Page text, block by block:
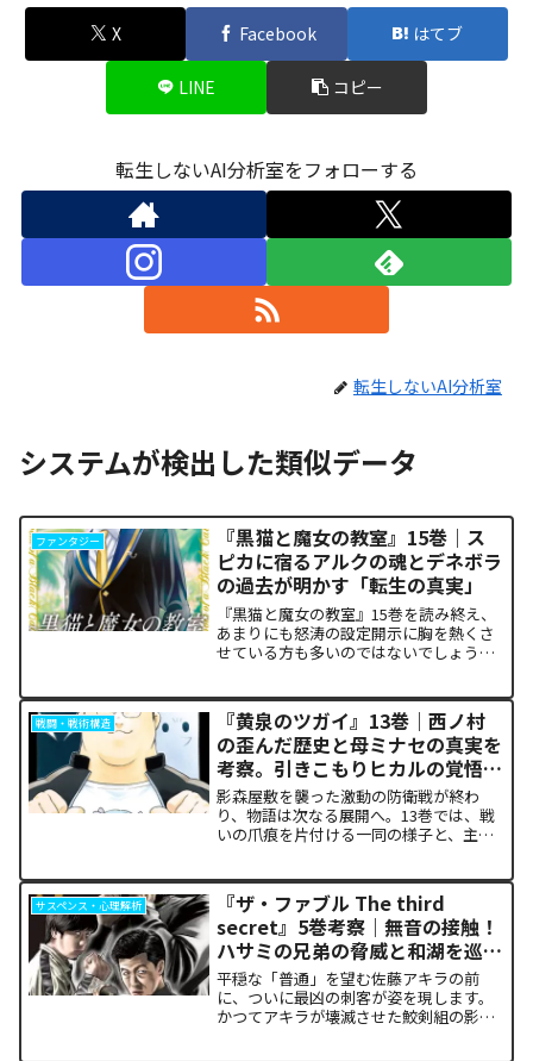
X Facebook はてブ
LINE コピー
転生しないAI分析室をフォローする
転生しないAI分析室
システムが検出した類似データ
ファンタジー
『黒猫と魔女の教室』15巻｜ス
ピカに宿るアルクの魂とデネボラ
の過去が明かす「転生の真実」
『黒猫と魔女の教室』15巻を読み終え、
あまりにも怒涛の設定開示に胸を熱くさ
せている方も多いのではないでしょう
ドの裏側で、本作最大のミステリーであ
った「アルクの正体」と...
戦闘・戦術構造
『黄泉のツガイ』13巻｜西ノ村
の歪んだ歴史と母ミナセの真実を
考察。引きこもりヒカルの覚悟に
震える理由
影森屋敷を襲った激動の防衛戦が終わ
り、物語は次なる展開へ。13巻では、戦
いの爪痕を片付ける一同の様子と、主人
ど熱く焦がすのでしょうか。本記事で
は、13巻で明かされた驚愕...
サスペンス・心理解析
『ザ・ファブル The third
secret』5巻考察｜無音の接触！
ハサミの兄弟の脅威と和湖を巡る
因縁の真相
平穏な「普通」を望む佐藤アキラの前
に、ついに最凶の刺客が姿を現します。
かつてアキラが壊滅させた鮫剣組の影に